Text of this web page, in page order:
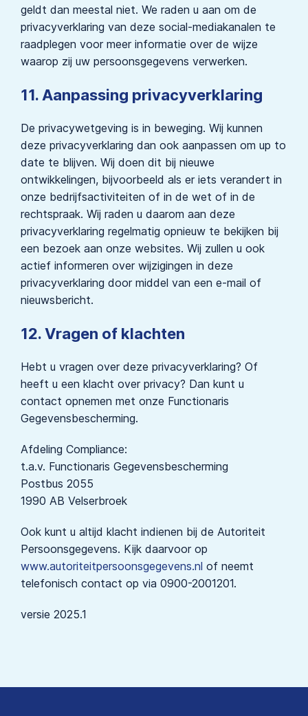
geldt dan meestal niet. We raden u aan om de
privacyverklaring van deze social-mediakanalen te
raadplegen voor meer informatie over de wijze
waarop zij uw persoonsgegevens verwerken.
11. Aanpassing privacyverklaring
De privacywetgeving is in beweging. Wij kunnen
deze privacyverklaring dan ook aanpassen om up to
date te blijven. Wij doen dit bij nieuwe
ontwikkelingen, bijvoorbeeld als er iets verandert in
onze bedrijfsactiviteiten of in de wet of in de
rechtspraak. Wij raden u daarom aan deze
privacyverklaring regelmatig opnieuw te bekijken bij
een bezoek aan onze websites. Wij zullen u ook
actief informeren over wijzigingen in deze
privacyverklaring door middel van een e-mail of
nieuwsbericht.
12. Vragen of klachten
Hebt u vragen over deze privacyverklaring? Of
heeft u een klacht over privacy? Dan kunt u
contact opnemen met onze Functionaris
Gegevensbescherming.
Afdeling Compliance:
t.a.v. Functionaris Gegevensbescherming
Postbus 2055
1990 AB Velserbroek
Ook kunt u altijd klacht indienen bij de Autoriteit
Persoonsgegevens. Kijk daarvoor op
www.autoriteitpersoonsgegevens.nl of neemt
telefonisch contact op via 0900-2001201.
versie 2025.1